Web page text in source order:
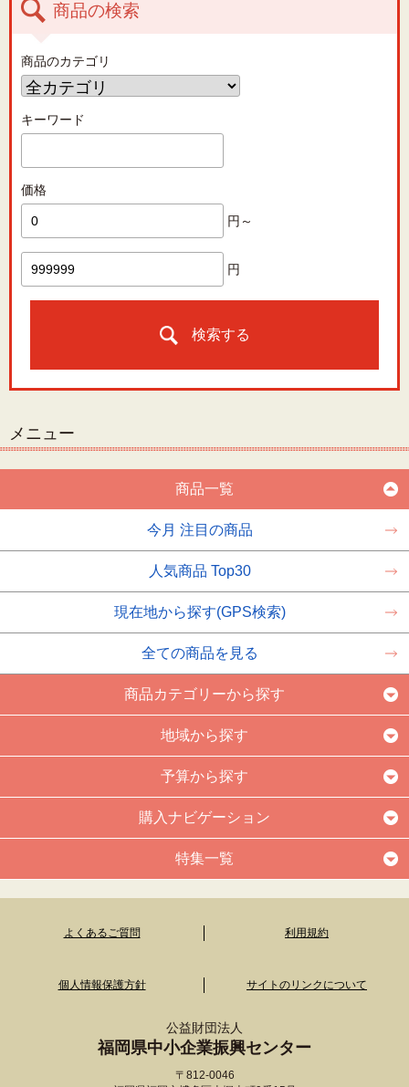
商品の検索
商品のカテゴリ
キーワード
価格
円～
円
検索する
メニュー
商品一覧
今月 注目の商品
人気商品 Top30
現在地から探す(GPS検索)
全ての商品を見る
商品カテゴリーから探す
地域から探す
予算から探す
購入ナビゲーション
特集一覧
よくあるご質問 利用規約
個人情報保護方針 サイトのリンクについて
公益財団法人
福岡県中小企業振興センター
〒812-0046